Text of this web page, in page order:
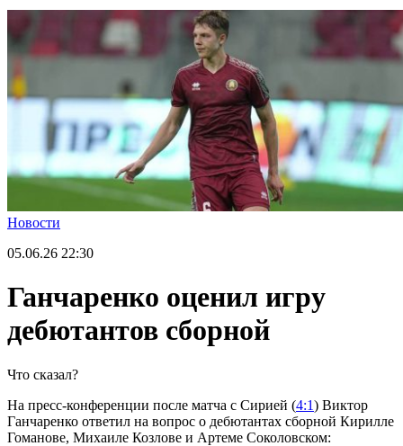
Новости
05.06.26 22:30
Ганчаренко оценил игру
дебютантов сборной
Что сказал?
На пресс-конференции после матча с Сирией (4:1) Виктор
Ганчаренко ответил на вопрос о дебютантах сборной Кирилле
Гоманове, Михаиле Козлове и Артеме Соколовском: